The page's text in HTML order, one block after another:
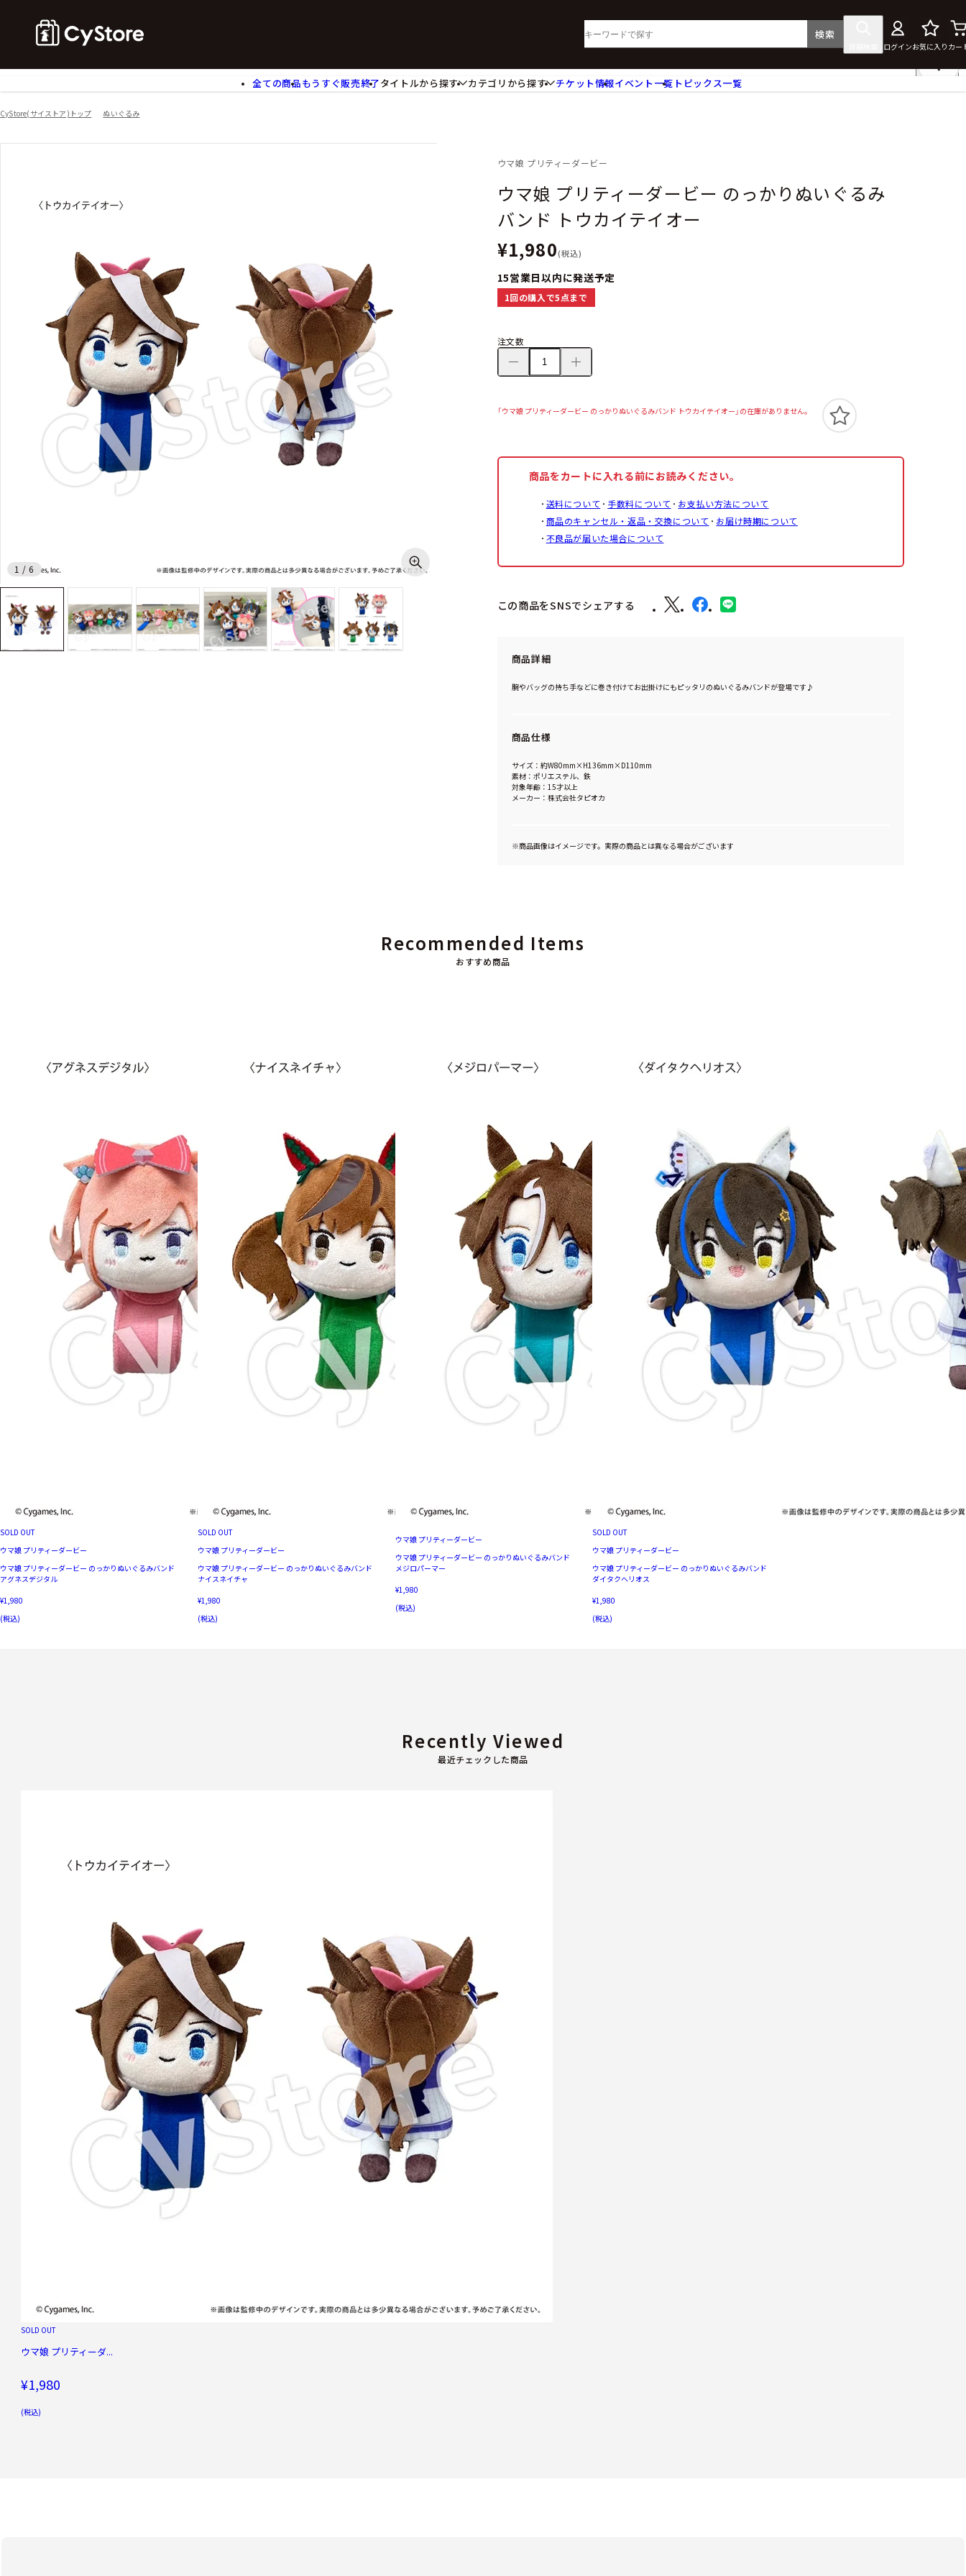
検索
ログインお気に入り カー
全ての商品もうすぐ販売終了タイトルから探す
カテゴリから探す
アクリルスタンド
カードスリーブ・カード収納ケース
アパレル小物
アクセサリー
コミック・小説
その他グッズ
チケット情報イベント一覧 トピックス一覧
CyStore(サイストア)トップ ぬいぐるみ
1 / 6
ウマ娘 プリティーダービー
ウマ娘 プリティーダービー のっかりぬいぐるみ
バンド トウカイテイオー
¥1,980(税込)
15営業日以内に発送予定
1回の購入で5点まで
注文数
「ウマ娘 プリティーダービー のっかりぬいぐるみバンド トウカイテイオー」の在庫がありません。
商品をカートに入れる前にお読みください。
送料について 手数料について
お支払い方法について
商品のキャンセル・返品・交換について
お届け時期について
不良品が届いた場合について
この商品をSNSでシェアする
商品詳細
腕やバッグの持ち手などに巻き付けてお出掛けにもピッタリのぬいぐるみバンドが登場です♪
商品仕様
サイズ：約W80mm×H136mm×D110mm
素材：ポリエステル、鉄
対象年齢：15才以上
メーカー：株式会社タピオカ
※商品画像はイメージです。実際の商品とは異なる場合がございます
おすすめ商品
Recommended Items
SOLD OUT
ウマ娘 プリティーダービー
ウマ娘 プリティーダービー のっかりぬいぐるみバンド
アグネスデジタル
¥1,980
(税込)
SOLD OUT
ウマ娘 プリティーダービー
ウマ娘 プリティーダービー のっかりぬいぐるみバンド
ナイスネイチャ
¥1,980
(税込)
ウマ娘 プリティーダービー
ウマ娘 プリティーダービー のっかりぬいぐるみバンド
メジロパーマー
¥1,980
(税込)
SOLD OUT
ウマ娘 プリティーダービー
ウマ娘 プリティーダービー のっかりぬいぐるみバンド
ダイタクヘリオス
¥1,980
(税込)
最近チェックした商品
Recently Viewed
SOLD OUT
ウマ娘 プリティーダ...
¥1,980
(税込)